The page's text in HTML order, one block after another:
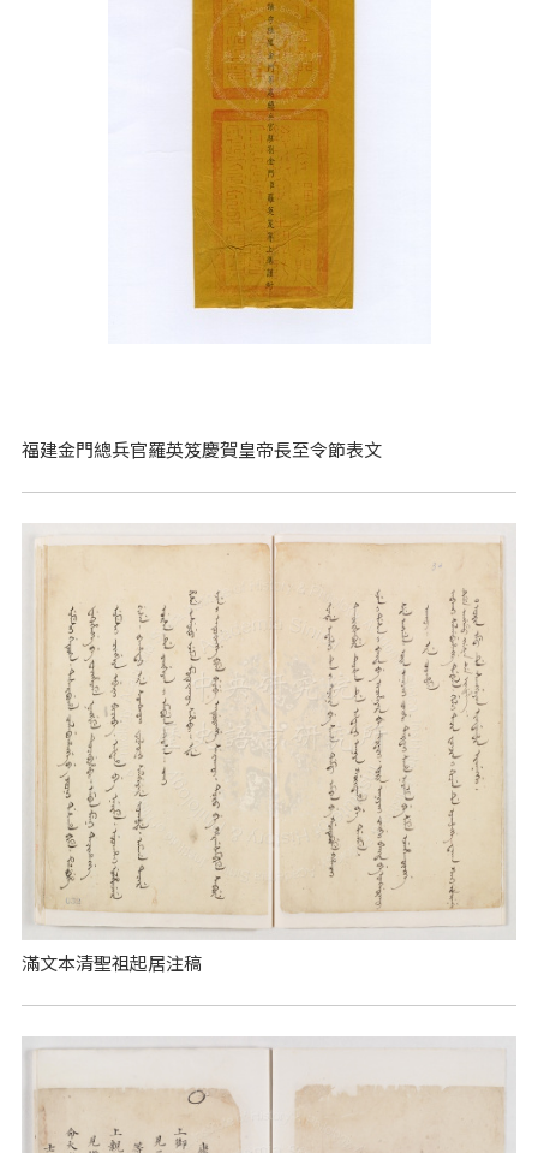
福建金門總兵官羅英笈慶賀皇帝長至令節表文
滿文本清聖祖起居注稿